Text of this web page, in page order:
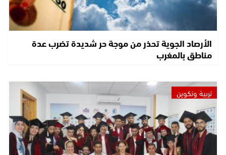
الأرصاد الجوية تحذر من موجة حر شديدة تضرب عدة
مناطق بالمغرب
تربية وتكوين